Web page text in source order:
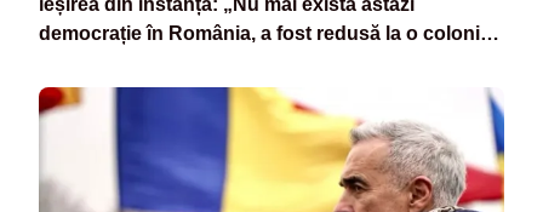
ieșirea din instanță: „Nu mai există astăzi
democrație în România, a fost redusă la o colonie